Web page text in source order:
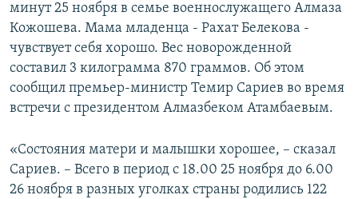
минут 25 ноября в семье военнослужащего Алмаза
Кожошева. Мама младенца - Рахат Белекова -
чувствует себя хорошо. Вес новорожденной
составил 3 килограмма 870 граммов. Об этом
сообщил премьер-министр Темир Сариев во время
встречи с президентом Алмазбеком Атамбаевым.
«Состояния матери и малышки хорошее, – сказал
Сариев. – Всего в период с 18.00 25 ноября до 6.00
26 ноября в разных уголках страны родились 122